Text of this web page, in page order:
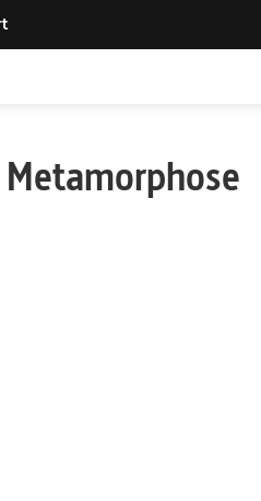
Metamorphose